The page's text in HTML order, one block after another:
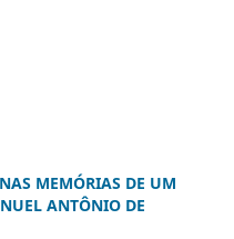
MEMÓRIAS DE UM
ANTÔNIO DE